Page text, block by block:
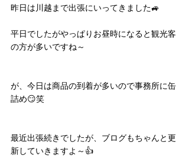
昨日は川越まで出張にいってきました🚙
平日でしたがやっぱりお昼時になると観光客
の方が多いですね～
が、今日は商品の到着が多いので事務所に缶
詰め😏笑
最近出張続きでしたが、ブログもちゃんと更
新していきますよ～👍